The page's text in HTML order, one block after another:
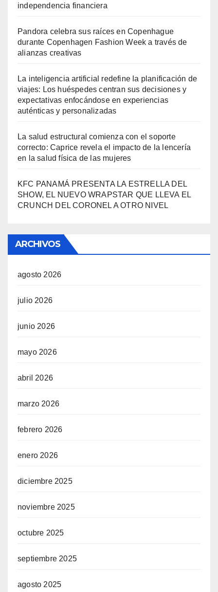
independencia financiera
Pandora celebra sus raíces en Copenhague
durante Copenhagen Fashion Week a través de
alianzas creativas
La inteligencia artificial redefine la planificación de
viajes: Los huéspedes centran sus decisiones y
expectativas enfocándose en experiencias
auténticas y personalizadas
La salud estructural comienza con el soporte
correcto: Caprice revela el impacto de la lencería
en la salud física de las mujeres
KFC PANAMÁ PRESENTA LA ESTRELLA DEL
SHOW, EL NUEVO WRAPSTAR QUE LLEVA EL
CRUNCH DEL CORONEL A OTRO NIVEL
ARCHIVOS
agosto 2026
julio 2026
junio 2026
mayo 2026
abril 2026
marzo 2026
febrero 2026
enero 2026
diciembre 2025
noviembre 2025
octubre 2025
septiembre 2025
agosto 2025